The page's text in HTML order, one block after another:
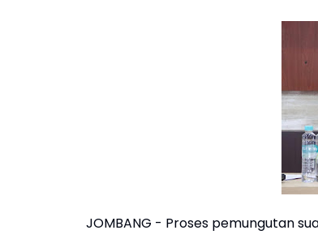
JOMBANG - Proses pemungutan